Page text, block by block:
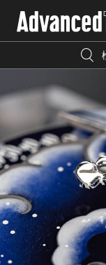
CATEGORY
『AdvancedTime
な大人達におく
高感度なファッ
教養を求め、今
って楽しみなが
何かに縛られ
人気の検索キーワード
宿泊
リゾート